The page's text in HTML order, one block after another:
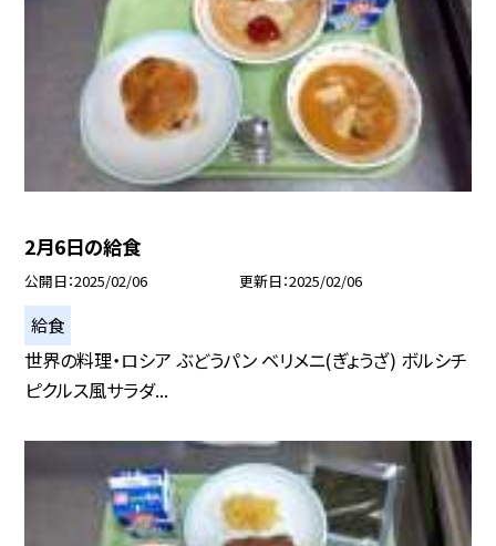
2月6日の給食
公開日 2025/02/06 更新日 2025/02/06
給食
世界の料理・ロシア ぶどうパン ベリメニ(ぎょうざ) ボルシチ
ピクルス風サラダ...